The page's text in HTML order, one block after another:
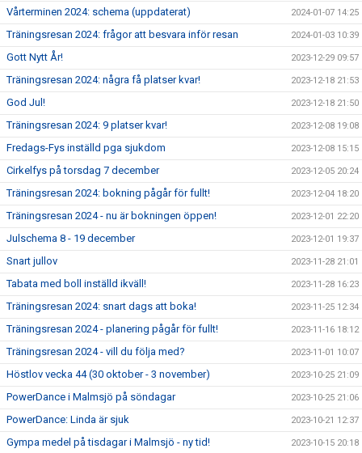
Vårterminen 2024: schema (uppdaterat) 2024-01-07 14:25
Träningsresan 2024: frågor att besvara inför resan 2024-01-03 10:39
Gott Nytt År! 2023-12-29 09:57
Träningsresan 2024: några få platser kvar! 2023-12-18 21:53
God Jul! 2023-12-18 21:50
Träningsresan 2024: 9 platser kvar! 2023-12-08 19:08
Fredags-Fys inställd pga sjukdom 2023-12-08 15:15
Cirkelfys på torsdag 7 december 2023-12-05 20:24
Träningsresan 2024: bokning pågår för fullt! 2023-12-04 18:20
Träningsresan 2024 - nu är bokningen öppen! 2023-12-01 22:20
Julschema 8 - 19 december 2023-12-01 19:37
Snart jullov 2023-11-28 21:01
Tabata med boll inställd ikväll! 2023-11-28 16:23
Träningsresan 2024: snart dags att boka! 2023-11-25 12:34
Träningsresan 2024 - planering pågår för fullt! 2023-11-16 18:12
Träningsresan 2024 - vill du följa med? 2023-11-01 10:07
Höstlov vecka 44 (30 oktober - 3 november) 2023-10-25 21:09
PowerDance i Malmsjö på söndagar 2023-10-25 21:06
PowerDance: Linda är sjuk 2023-10-21 12:37
Gympa medel på tisdagar i Malmsjö - ny tid! 2023-10-15 20:18